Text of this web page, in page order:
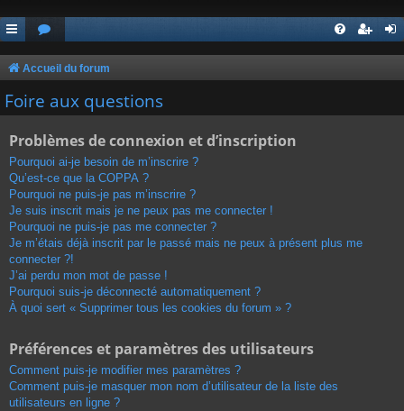
Accueil du forum
Foire aux questions
Problèmes de connexion et d’inscription
Pourquoi ai-je besoin de m’inscrire ?
Qu’est-ce que la COPPA ?
Pourquoi ne puis-je pas m’inscrire ?
Je suis inscrit mais je ne peux pas me connecter !
Pourquoi ne puis-je pas me connecter ?
Je m’étais déjà inscrit par le passé mais ne peux à présent plus me
connecter ?!
J’ai perdu mon mot de passe !
Pourquoi suis-je déconnecté automatiquement ?
À quoi sert « Supprimer tous les cookies du forum » ?
Préférences et paramètres des utilisateurs
Comment puis-je modifier mes paramètres ?
Comment puis-je masquer mon nom d’utilisateur de la liste des
utilisateurs en ligne ?